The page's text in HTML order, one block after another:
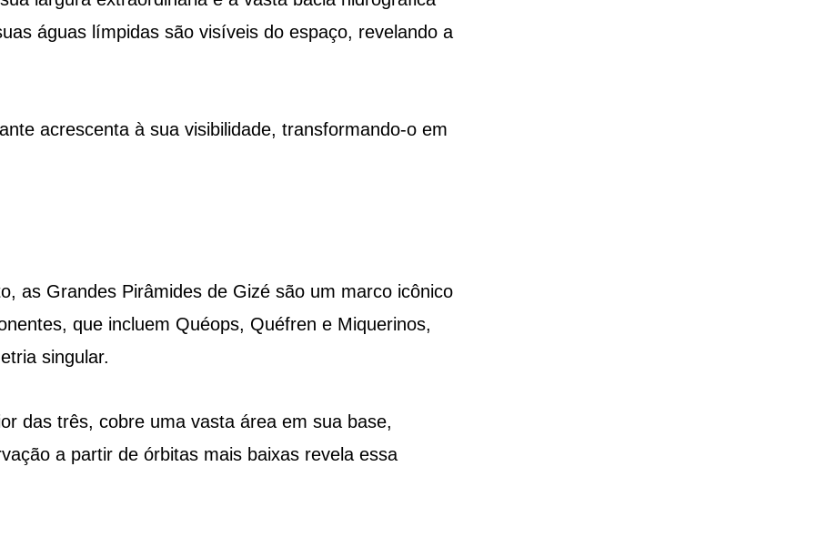
águas límpidas são visíveis do espaço, revelando a
acrescenta à sua visibilidade, transformando-o em
as Grandes Pirâmides de Gizé são um marco icônico
que incluem Quéops, Quéfren e Miquerinos,
singular.
das três, cobre uma vasta área em sua base,
a partir de órbitas mais baixas revela essa